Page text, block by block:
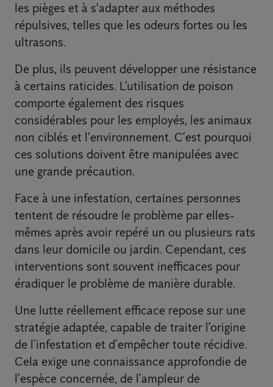
les pièges et à s'adapter aux méthodes
répulsives, telles que les odeurs fortes ou les
ultrasons.
De plus, ils peuvent développer une résistance
à certains raticides. L’utilisation de poison
comporte également des risques
considérables pour les employés, les animaux
non ciblés et l'environnement. C’est pourquoi
ces solutions doivent être manipulées avec
une grande précaution.
Face à une infestation, certaines personnes
tentent de résoudre le problème par elles-
mêmes après avoir repéré un ou plusieurs rats
dans leur domicile ou jardin. Cependant, ces
interventions sont souvent inefficaces pour
éradiquer le problème de manière durable.
Une lutte réellement efficace repose sur une
stratégie adaptée, capable de traiter l’origine
de l’infestation et d’empêcher toute récidive.
Cela exige une connaissance approfondie de
l’espèce concernée, de l’ampleur de